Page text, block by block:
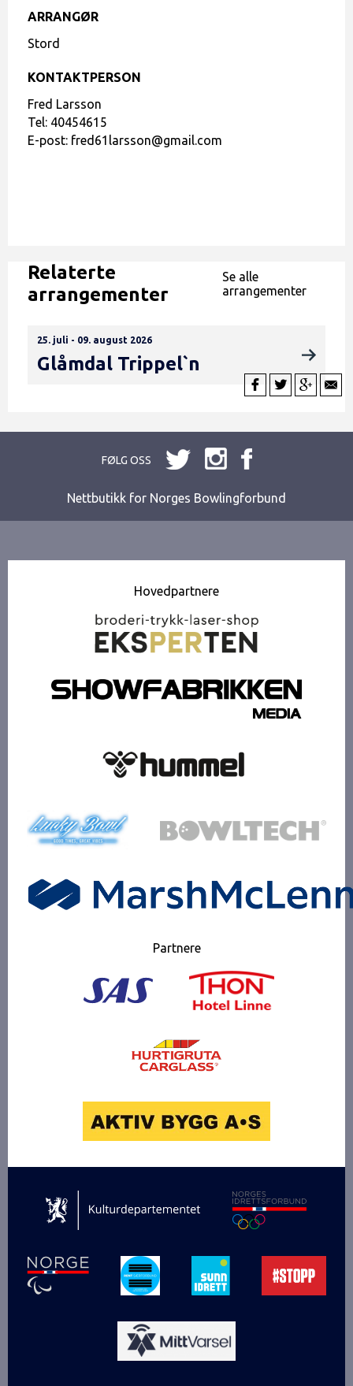
ARRANGØR
Stord
KONTAKTPERSON
Fred Larsson
Tel: 40454615
E-post: fred61larsson@gmail.com
Relaterte
arrangementer
Se alle
arrangementer
25. juli - 09. august 2026
Glåmdal Trippel`n
FØLG OSS
Nettbutikk for Norges Bowlingforbund
Hovedpartnere
Partnere